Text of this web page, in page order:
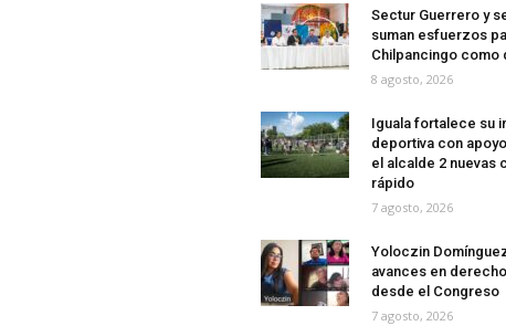
Sectur Guerrero y
suman esfuerzos
Chilpancingo como
8 agosto, 2026
Iguala fortalece su
deportiva con
el alcalde 2 nuevas
rápido
7 agosto, 2026
Yoloczin
avances en
desde el Congreso
7 agosto, 2026